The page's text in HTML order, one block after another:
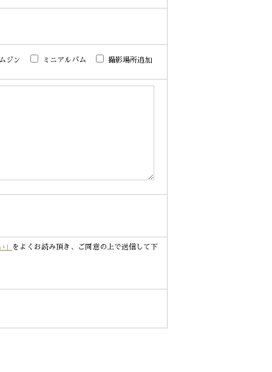
ジン ミニアルバム 撮影場所追加
」 をよくお読み頂き、ご同意の上で送信して下